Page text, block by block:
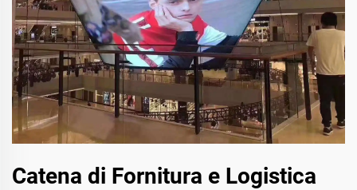
Catena di Fornitura e Logistica